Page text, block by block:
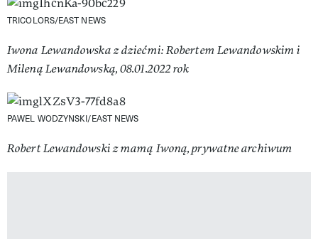
TRICOLORS/EAST NEWS
Iwona Lewandowska z dziećmi: Robertem Lewandowskim i
Mileną Lewandowską, 08.01.2022 rok
PAWEL WODZYNSKI/EAST NEWS
Robert Lewandowski z mamą Iwoną, prywatne archiwum